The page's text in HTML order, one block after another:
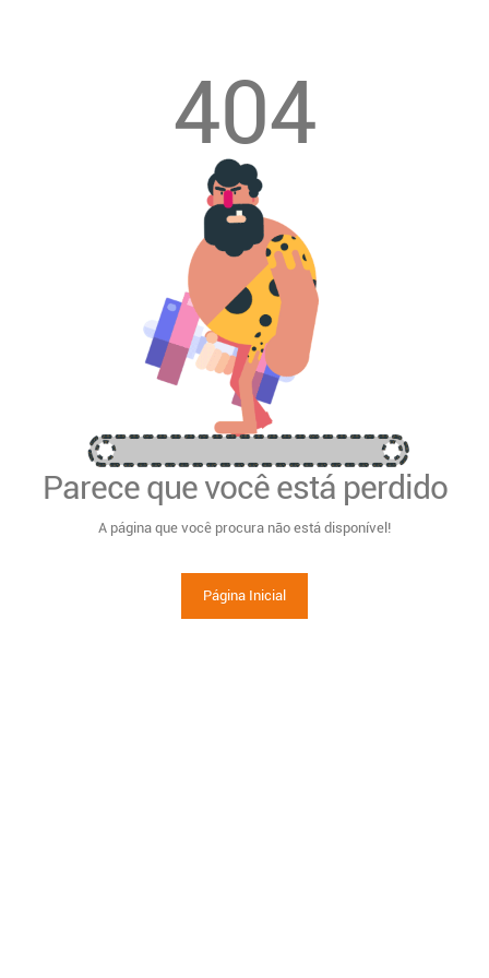
404
Parece que você está perdido
A página que você procura não está disponível!
Página Inicial